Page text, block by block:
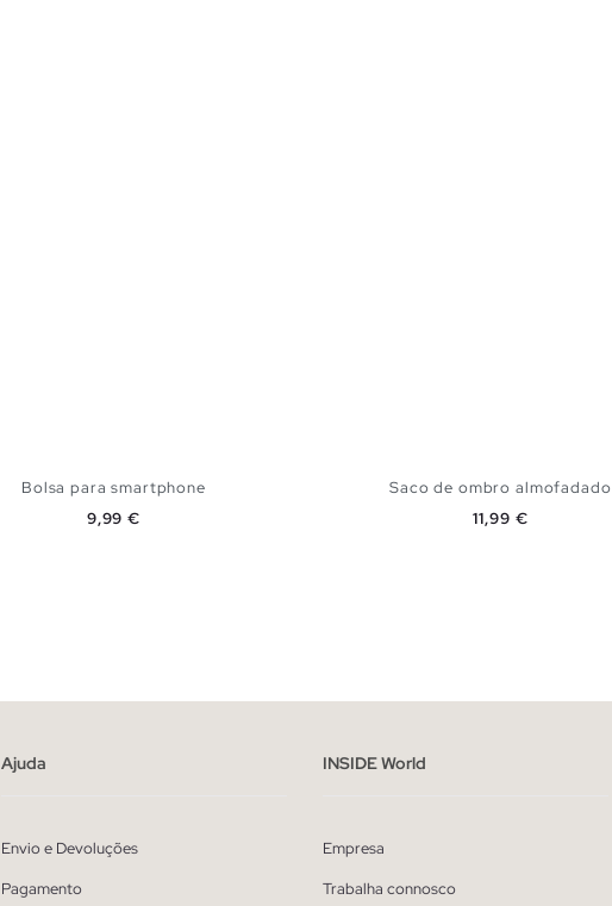
Bolsa para smartphone
Preço
9,99 €
Saco de ombro almofadado
Preço
11,99 €
Ajuda
Envio e Devoluções
Pagamento
INSIDE World
Empresa
Trabalha connosco